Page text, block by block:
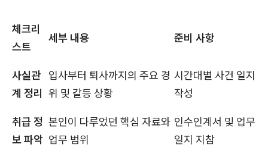
체크리
스트
세부 내용 준비 사항
사실관
계 정리
입사부터 퇴사까지의 주요 경
위 및 갈등 상황
시간대별 사건 일지
작성
취급 정
보 파악
본인이 다루었던 핵심 자료와
업무 범위
인수인계서 및 업무
일지 지참